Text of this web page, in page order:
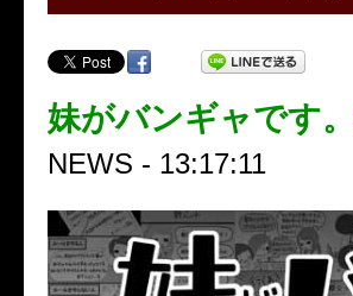
妹がバンギャです
NEWS - 13:17:11